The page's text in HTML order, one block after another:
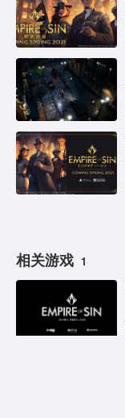
相关游戏 1